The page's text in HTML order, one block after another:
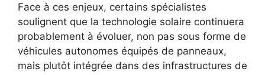
Face à ces enjeux, certains spécialistes
soulignent que la technologie solaire continuera
probablement à évoluer, non pas sous forme de
véhicules autonomes équipés de panneaux,
mais plutôt intégrée dans des infrastructures de